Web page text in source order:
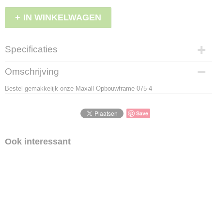
IN WINKELWAGEN
Specificaties
Productcode
LBS - PJ0754
EAN code
Omschrijving
Bestel gemakkelijk onze Maxall Opbouwframe 075-4
Save
Ook interessant